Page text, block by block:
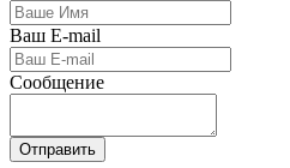
Ваш E-mail
Сообщение
Отправить